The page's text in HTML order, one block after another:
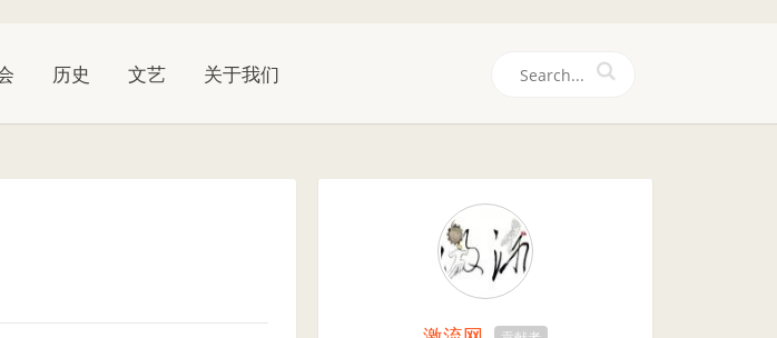
历史 文艺 关于我们